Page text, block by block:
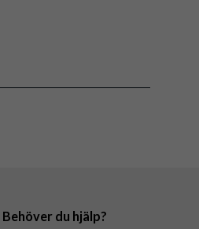
Behöver du hjälp?